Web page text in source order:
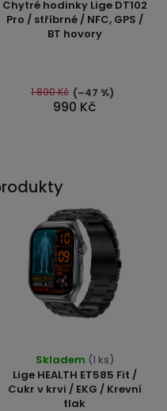
Chytré hodinky Lige DT102
Pro / stříbrné / NFC, GPS /
BT hovory
produktu
je
5
hvězdiček.
990 Kč
1 890 Kč (–47 %)
Lige HEALTH ET585 Fit /
Cukr v krvi / EKG / Krevní
tlak
hodnocení
produktu
je
Skladem (1 ks)